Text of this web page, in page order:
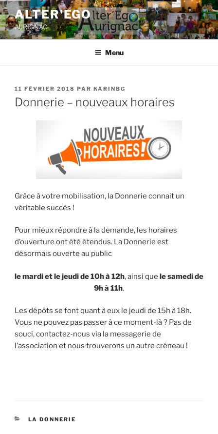
ALTER'EGO
AURIGNAC
Menu
11 FÉVRIER 2018 PAR KARINBG
Donnerie – nouveaux horaires
Grâce à votre mobilisation, la Donnerie connait un
véritable succès !
Pour mieux répondre à la demande, les horaires
d’ouverture ont été étendus. La Donnerie est
désormais ouverte au public
le mardi et le jeudi de 10h à 12h, ainsi que le samedi de
9h à 11h.
Les dépôts se font quant à eux le jeudi de 15h à 18h.
Vous ne pouvez pas passer à ce moment-là ? Pas de
souci, contactez-nous via la messagerie de
l’association et nous trouverons un autre créneau !
LA DONNERIE